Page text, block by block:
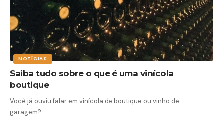
NOTÍCIAS
Saiba tudo sobre o que é uma vinícola
boutique
Você já ouviu falar em vinícola de boutique ou vinho de
garagem?…